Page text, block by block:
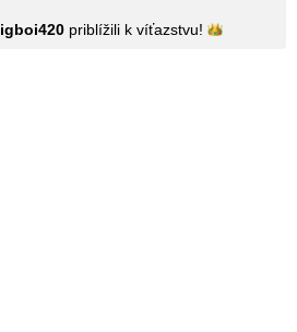
priblížili k víťazstvu!